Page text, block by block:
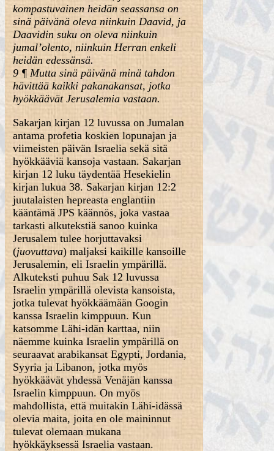
kompastuvainen heidän seassansa on
sinä päivänä oleva niinkuin Daavid, ja
Daavidin suku on oleva niinkuin
jumal’olento, niinkuin Herran enkeli
heidän edessänsä.
9 ¶ Mutta sinä päivänä minä tahdon
hävittää kaikki pakanakansat, jotka
hyökkäävät Jerusalemia vastaan.
Sakarjan kirjan 12 luvussa on Jumalan
antama profetia koskien lopunajan ja
viimeisten päivän Israelia sekä sitä
hyökkääviä kansoja vastaan. Sakarjan
kirjan 12 luku täydentää Hesekielin
kirjan lukua 38. Sakarjan kirjan 12:2
juutalaisten hepreasta englantiin
kääntämä JPS käännös, joka vastaa
tarkasti alkutekstiä sanoo kuinka
Jerusalem tulee horjuttavaksi
(juovuttava) maljaksi kaikille kansoille
Jerusalemin, eli Israelin ympärillä.
Alkuteksti puhuu Sak 12 luvussa
Israelin ympärillä olevista kansoista,
jotka tulevat hyökkäämään Googin
kanssa Israelin kimppuun. Kun
katsomme Lähi-idän karttaa, niin
näemme kuinka Israelin ympärillä on
seuraavat arabikansat Egypti, Jordania,
Syyria ja Libanon, jotka myös
hyökkäävät yhdessä Venäjän kanssa
Israelin kimppuun. On myös
mahdollista, että muitakin Lähi-idässä
olevia maita, joita en ole maininnut
tulevat olemaan mukana
hyökkäyksessä Israelia vastaan.